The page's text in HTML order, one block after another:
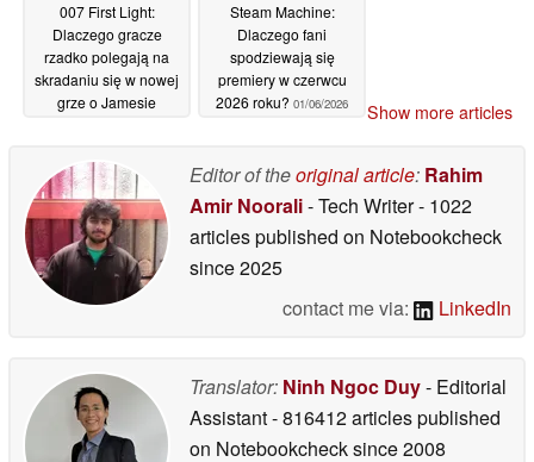
007 First Light:
Dlaczego gracze
rzadko polegają na
skradaniu się w nowej
grze o Jamesie
Steam Machine:
Dlaczego fani
spodziewają się
premiery w czerwcu
2026 roku? 01/06/2026 Show more articles
Editor of theoriginal article: Rahim
Amir Noorali- Tech Writer- 1022
articles published on Notebookcheck
since 2025
contact me via:
LinkedIn
Translator: Ninh Ngoc Duy- Editorial
Assistant- 816412 articles published
on Notebookchecksince 2008